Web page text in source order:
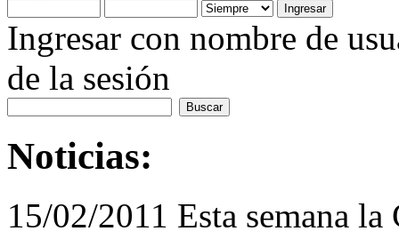
Ingresar con nombre de
de la sesión
Noticias:
15/02/2011 Esta semana